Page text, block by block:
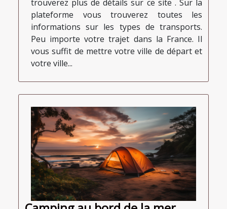
trouverez plus de détails sur ce site . Sur la
plateforme vous trouverez toutes les
informations sur les types de transports.
Peu importe votre trajet dans la France. Il
vous suffit de mettre votre ville de départ et
votre ville...